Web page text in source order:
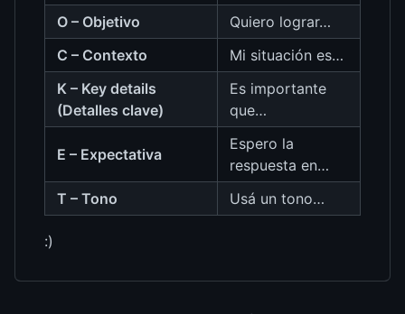
O – Objetivo
Quiero lograr…
C – Contexto
Mi situación es…
K – Key details
(Detalles clave)
Es importante
que…
E – Expectativa
Espero la
respuesta en…
T – Tono
Usá un tono…
:)